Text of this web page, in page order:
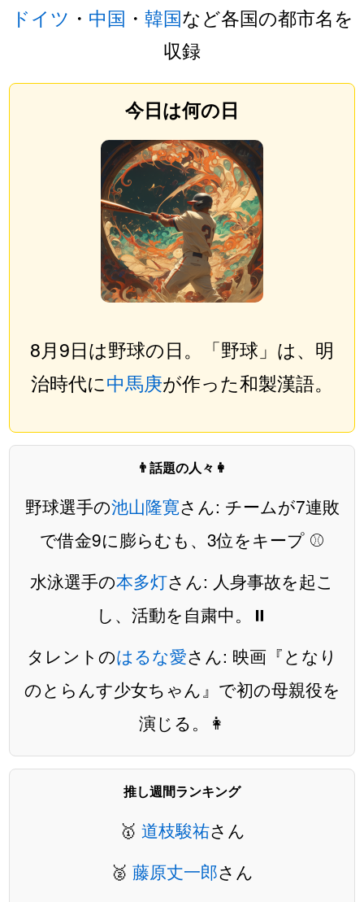
ドイツ ・ 中国 ・ 韓国など各国の都市名を
収録
今日は何の日
8月9日は野球の日。「野球」は、明
治時代に中馬庚が作った和製漢語。
👨話題の人々👩
野球選手の池山隆寛さん: チームが7連敗
で借金9に膨らむも、3位をキープ ⚾️
水泳選手の本多灯さん: 人身事故を起こ
し、活動を自粛中。⏸️
タレントのはるな愛さん: 映画『となり
のとらんす少女ちゃん』で初の母親役を
演じる。👩
推し週間ランキング
🥇 道枝駿祐さん
🥈 藤原丈一郎さん